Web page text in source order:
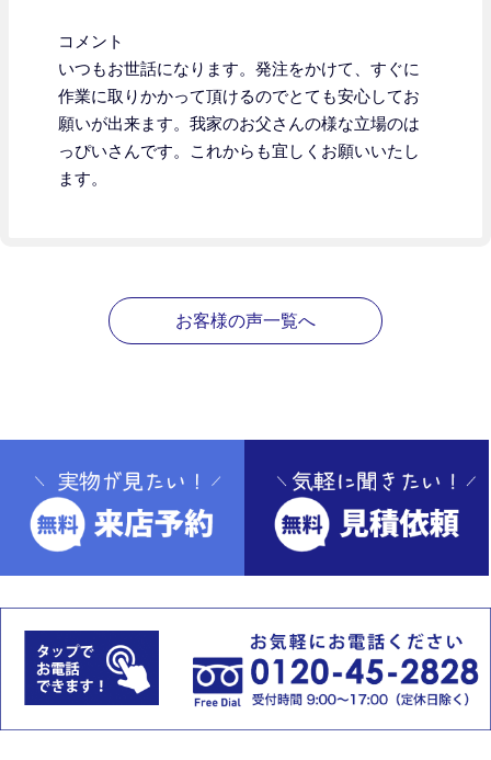
コメント
いつもお世話になります。発注をかけて、すぐに
作業に取りかかって頂けるのでとても安心してお
願いが出来ます。我家のお父さんの様な立場のは
っぴいさんです。これからも宜しくお願いいたし
ます。
お客様の声一覧へ